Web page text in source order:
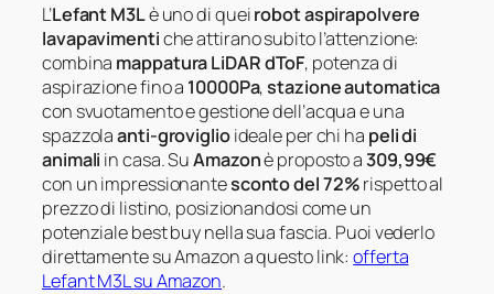
L’Lefant M3Lè uno di queirobot aspirapolvere
lavapavimentiche attirano subito l’attenzione:
combina mappatura LiDAR dToF, potenza di
aspirazione fino a 10000Pa,stazione automatica
con svuotamento e gestione dell’acqua e una
spazzolaanti-groviglioideale per chi ha peli di
animali in casa. SuAmazonè proposto a309,99€
con un impressionantesconto del 72%rispetto al
prezzo di listino, posizionandosi come un
potenziale best buy nella sua fascia. Puoi vederlo
direttamente su Amazon a questo link:offerta
Lefant M3L su Amazon.